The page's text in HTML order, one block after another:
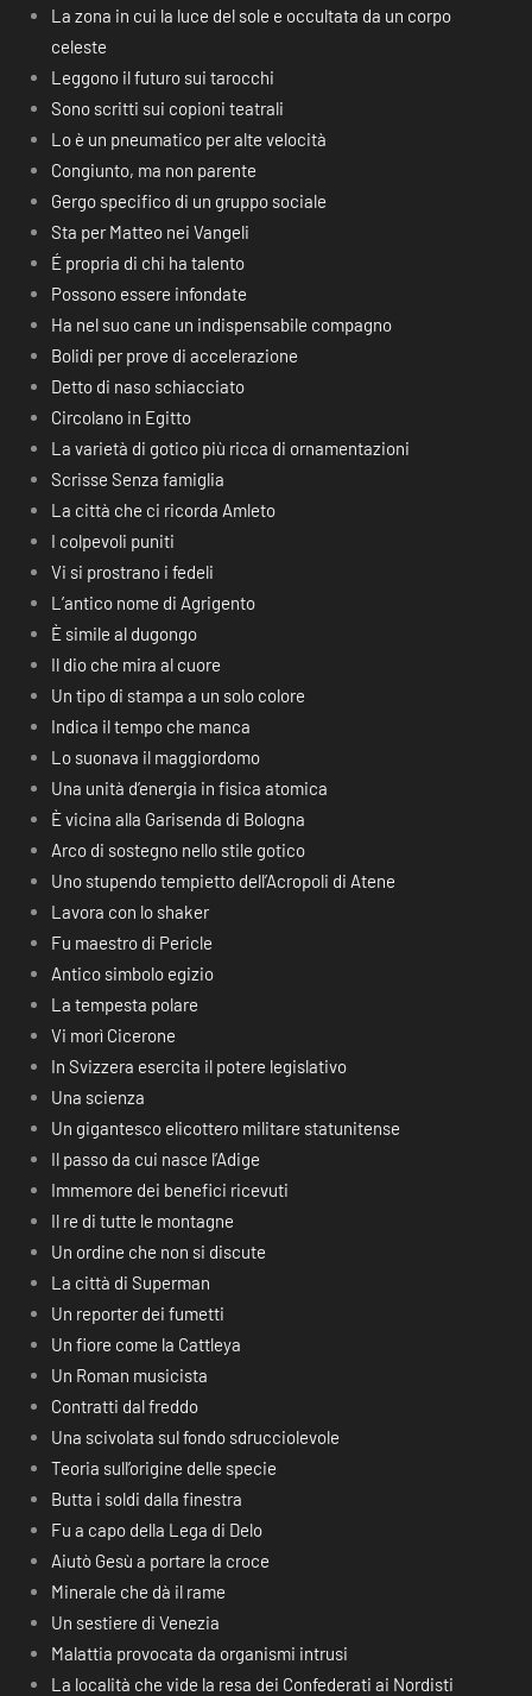
La zona in cui la luce del sole e occultata da un corpo
celeste
Leggono il futuro sui tarocchi
Sono scritti sui copioni teatrali
Lo è un pneumatico per alte velocità
Congiunto, ma non parente
Gergo specifico di un gruppo sociale
Sta per Matteo nei Vangeli
É propria di chi ha talento
Possono essere infondate
Ha nel suo cane un indispensabile compagno
Bolidi per prove di accelerazione
Detto di naso schiacciato
Circolano in Egitto
La varietà di gotico più ricca di ornamentazioni
Scrisse Senza famiglia
La città che ci ricorda Amleto
I colpevoli puniti
Vi si prostrano i fedeli
L’antico nome di Agrigento
È simile al dugongo
Il dio che mira al cuore
Un tipo di stampa a un solo colore
Indica il tempo che manca
Lo suonava il maggiordomo
Una unità d’energia in fisica atomica
È vicina alla Garisenda di Bologna
Arco di sostegno nello stile gotico
Uno stupendo tempietto dell’Acropoli di Atene
Lavora con lo shaker
Fu maestro di Pericle
Antico simbolo egizio
La tempesta polare
Vi morì Cicerone
In Svizzera esercita il potere legislativo
Una scienza
Un gigantesco elicottero militare statunitense
Il passo da cui nasce l’Adige
Immemore dei benefici ricevuti
Il re di tutte le montagne
Un ordine che non si discute
La città di Superman
Un reporter dei fumetti
Un fiore come la Cattleya
Un Roman musicista
Contratti dal freddo
Una scivolata sul fondo sdrucciolevole
Teoria sull’origine delle specie
Butta i soldi dalla finestra
Fu a capo della Lega di Delo
Aiutò Gesù a portare la croce
Minerale che dà il rame
Un sestiere di Venezia
Malattia provocata da organismi intrusi
La località che vide la resa dei Confederati ai Nordisti